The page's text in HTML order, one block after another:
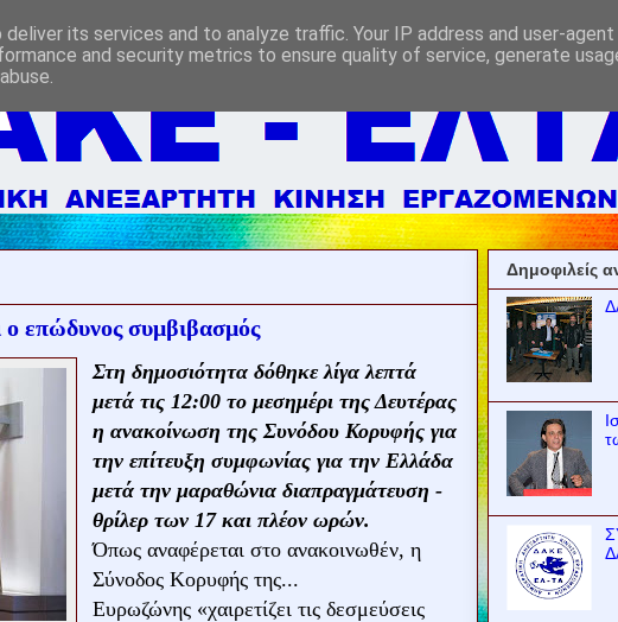
επώδυνος συμβιβασμός
Στη δημοσιότητα δόθηκε λίγα λεπτά
μετά τις 12:00 το μεσημέρι της Δευτέρας
η ανακοίνωση της Συνόδου Κορυφής για
την επίτευξη συμφωνίας για την Ελλάδα
μετά την μαραθώνια διαπραγμάτευση -
θρίλερ των 17 και πλέον ωρών.
Όπως αναφέρεται στο ανακοινωθέν, η
Σύνοδος Κορυφής της...
Ευρωζώνης «χαιρετίζει τις δεσμεύσεις
Δημοφιλείς
its services and to analyze traffic. Your IP address and user-agent
and security metrics to ensure quality of service, generate